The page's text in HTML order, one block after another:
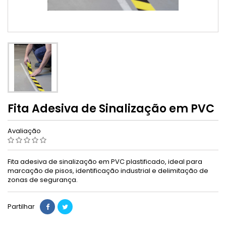
Fita Adesiva de Sinalização em PVC
Avaliação
Fita adesiva de sinalização em PVC plastificado, ideal para
marcação de pisos, identificação industrial e delimitação de
zonas de segurança.
Partilhar